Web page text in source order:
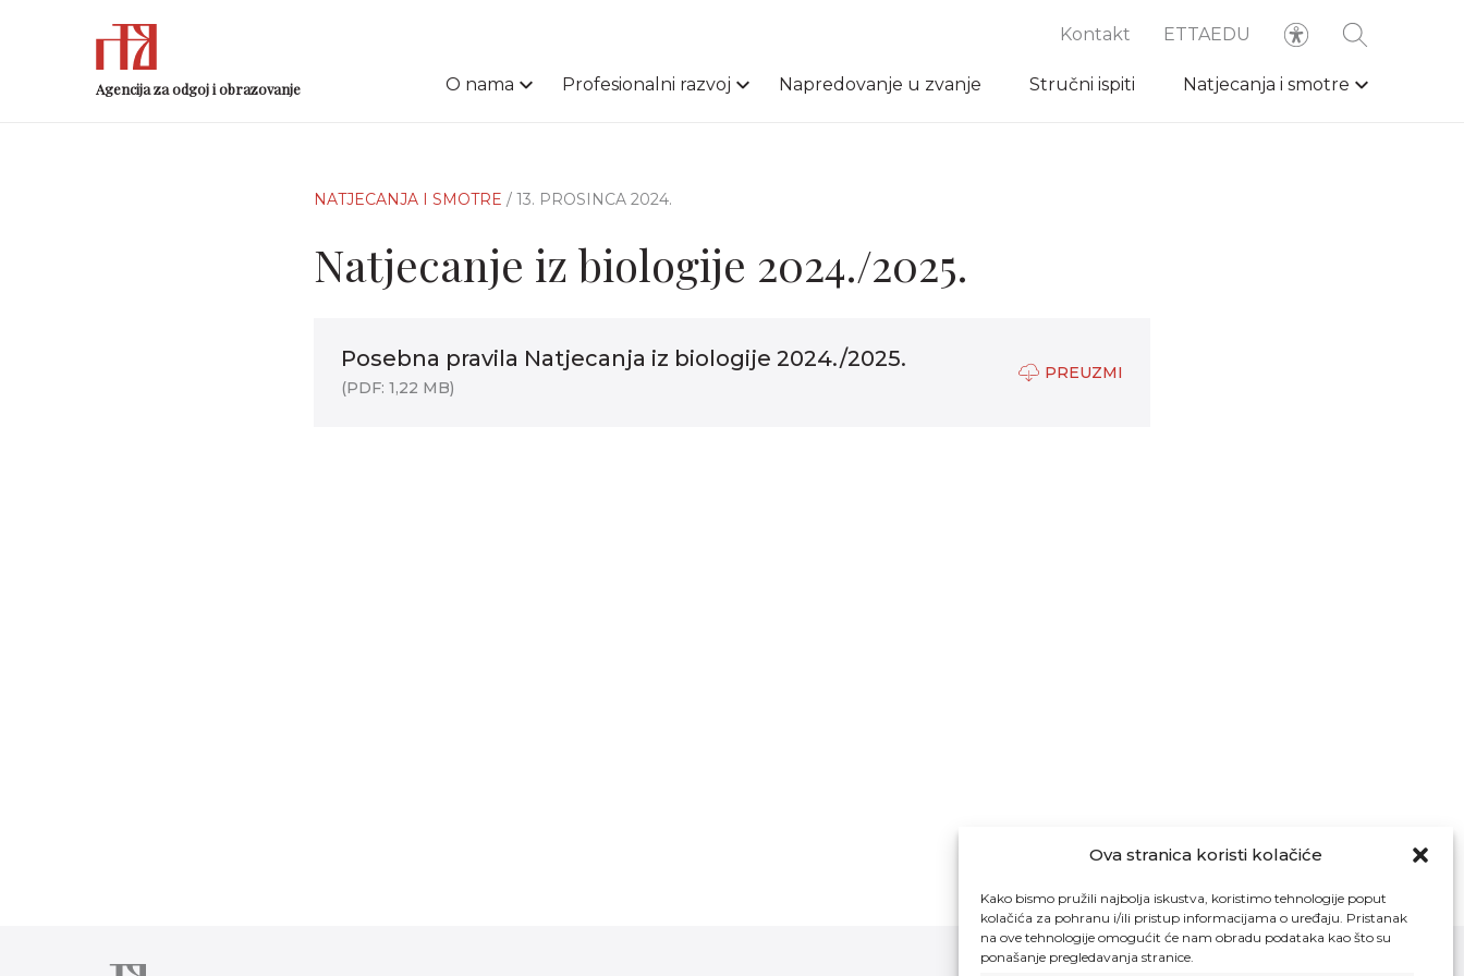
Ova stranica koristi kolačiće
Kako bismo pružili najbolja iskustva, koristimo tehnologije poput
kolačića za pohranu i/ili pristup informacijama o uređaju. Pristanak
na ove tehnologije omogućit će nam obradu podataka kao što su
ponašanje pregledavanja stranice.
Agencija za odgoj i obrazovanje
Kontakt ETTAEDU
O nama Profesionalni razvoj Napredovanje u zvanje Stručni ispiti Natjecanja i smotre
NATJECANJA I SMOTRE / 13. PROSINCA 2024.
Natjecanje iz biologije 2024./2025.
Posebna pravila Natjecanja iz biologije 2024./2025.
(PDF: 1,22 MB)
PREUZMI